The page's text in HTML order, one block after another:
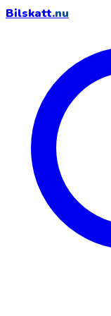
Bilskatt.nu